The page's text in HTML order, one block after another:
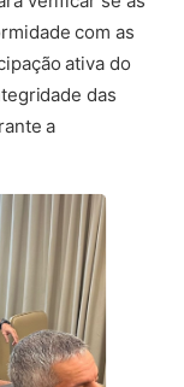
com as
ativa do
das
a